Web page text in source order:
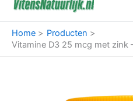
Home
Producten
Vitamine D3 25 mcg met zink